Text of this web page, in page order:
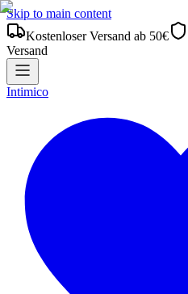
Skip to main content
Kostenloser Versand ab 50€
Versand
Intimico